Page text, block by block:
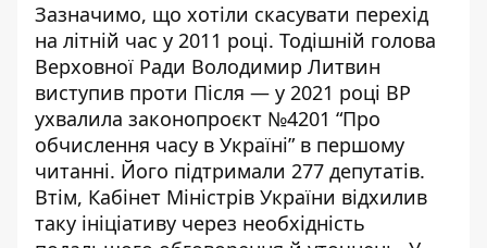
Зазначимо, що хотіли скасувати перехід
на літній час у 2011 році. Тодішній голова
Верховної Ради Володимир Литвин
виступив проти Після — у 2021 році ВР
ухвалила законопроєкт №4201 “Про
обчислення часу в Україні” в першому
читанні. Його підтримали 277 депутатів.
Втім, Кабінет Міністрів України відхилив
таку ініціативу через необхідність